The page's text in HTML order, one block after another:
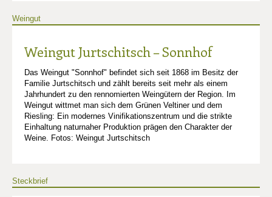
Weingut
Weingut Jurtschitsch – Sonnhof
Das Weingut "Sonnhof" befindet sich seit 1868 im Besitz der
Familie Jurtschitsch und zählt bereits seit mehr als einem
Jahrhundert zu den rennomierten Weingütern der Region. Im
Weingut wittmet man sich dem Grünen Veltiner und dem
Riesling: Ein modernes Vinifikationszentrum und die strikte
Einhaltung naturnaher Produktion prägen den Charakter der
Weine. Fotos: Weingut Jurtschitsch
Steckbrief